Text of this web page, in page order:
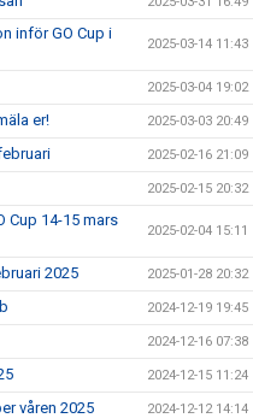
inför GO Cup i
2025-03-14 11:43
2025-03-04 19:02
er! 2025-03-03 20:49
2025-02-16 21:09
2025-02-15 20:32
Cup 14-15 mars
2025-02-04 15:11
2025 2025-01-28 20:32
2024-12-19 19:45
2024-12-16 07:38
2024-12-15 11:24
våren 2025 2024-12-12 14:14